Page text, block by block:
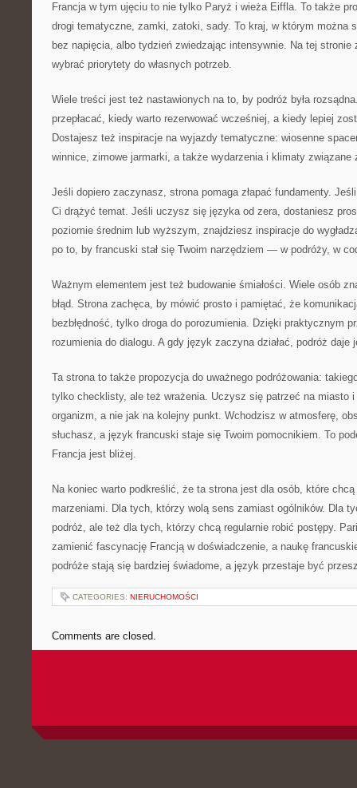
Francja w tym ujęciu to nie tylko Paryż i wieża Eiffla. To także
drogi tematyczne, zamki, zatoki, sady. To kraj, w którym można
bez napięcia, albo tydzień zwiedzając intensywnie. Na tej
wybrać priorytety do własnych potrzeb.
Wiele treści jest też nastawionych na to, by podróż była
przepłacać, kiedy warto rezerwować wcześniej, a kiedy lepiej
Dostajesz też inspiracje na wyjazdy tematyczne: wiosenne
winnice, zimowe jarmarki, a także wydarzenia i klimaty związane
Jeśli dopiero zaczynasz, strona pomaga złapać fundamenty.
Ci drążyć temat. Jeśli uczysz się języka od zera, dostaniesz
poziomie średnim lub wyższym, znajdziesz inspiracje do
po to, by francuski stał się Twoim narzędziem — w podróży, w
Ważnym elementem jest też budowanie śmiałości. Wiele osób
błąd. Strona zachęca, by mówić prosto i pamiętać, że
bezbłędność, tylko droga do porozumienia. Dzięki praktycznym
rozumienia do dialogu. A gdy język zaczyna działać, podróż daje
Ta strona to także propozycja do uważnego podróżowania:
tylko checklisty, ale też wrażenia. Uczysz się patrzeć na miasto
organizm, a nie jak na kolejny punkt. Wchodzisz w atmosferę,
słuchasz, a język francuski staje się Twoim pomocnikiem. To
Francja jest bliżej.
Na koniec warto podkreślić, że ta strona jest dla osób, które
marzeniami. Dla tych, którzy wolą sens zamiast ogólników. Dla
podróż, ale też dla tych, którzy chcą regularnie robić postępy.
zamienić fascynację Francją w doświadczenie, a naukę
podróże stają się bardziej świadome, a język przestaje być
CATEGORIES: NIERUCHOMOŚCI
Comments are closed.